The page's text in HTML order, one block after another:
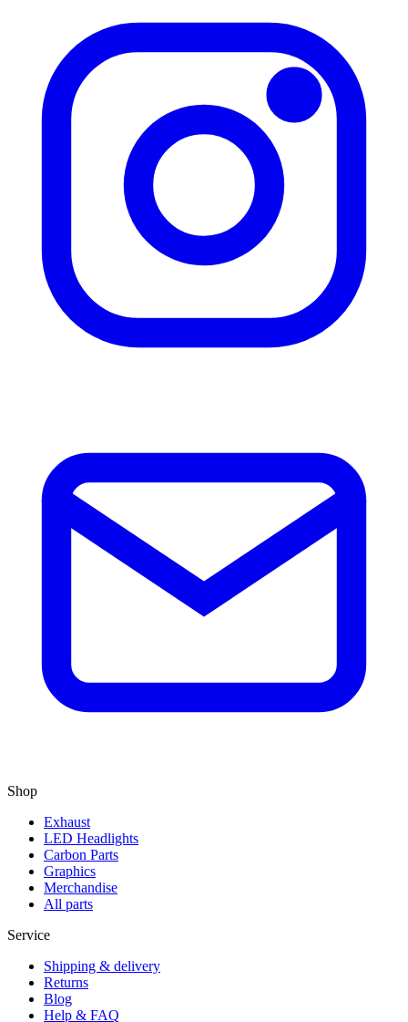
Shop
Exhaust
LED Headlights
Carbon Parts
Graphics
Merchandise
All parts
Service
Shipping & delivery
Returns
Blog
Help & FAQ